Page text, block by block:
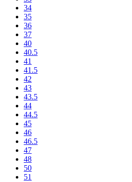
34
35
36
37
40
40.5
41
41.5
42
43
43.5
44
44.5
45
46
46.5
47
48
50
51